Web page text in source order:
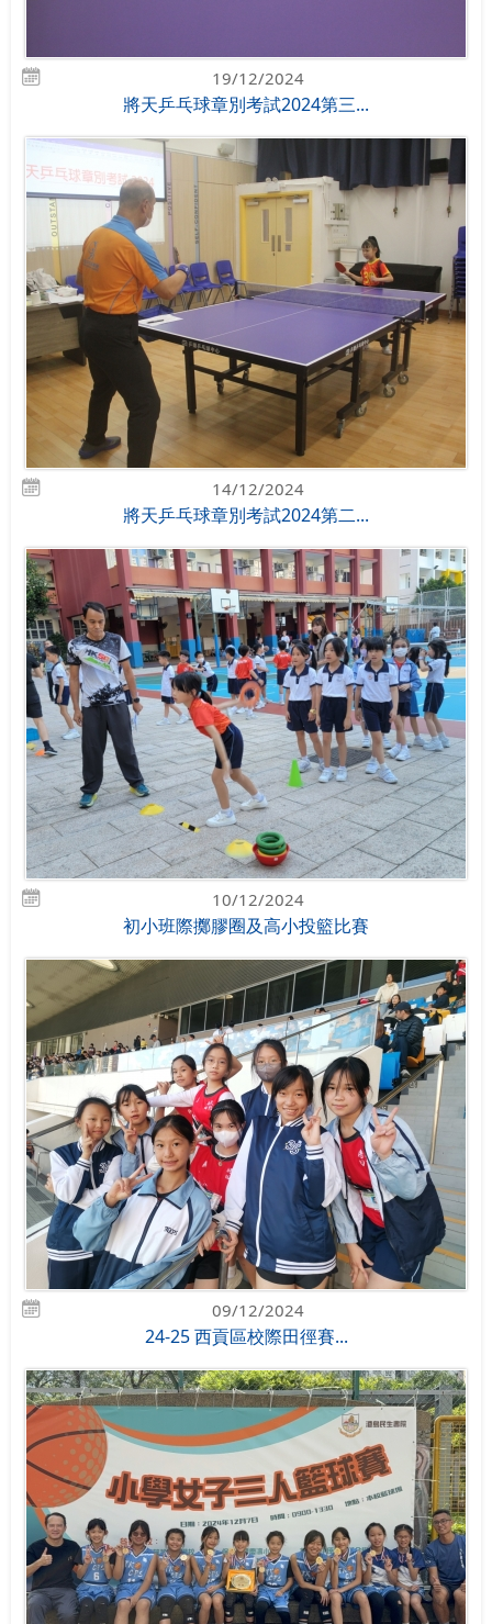
19/12/2024
將天乒乓球章別考試2024第三...
14/12/2024
將天乒乓球章別考試2024第二...
10/12/2024
初小班際擲膠圈及高小投籃比賽
09/12/2024
24-25 西貢區校際田徑賽...